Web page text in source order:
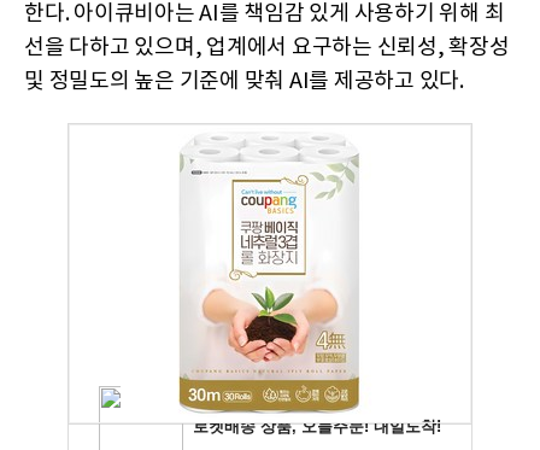
한다. 아이큐비아는 AI를 책임감 있게 사용하기 위해 최
선을 다하고 있으며, 업계에서 요구하는 신뢰성, 확장성
및 정밀도의 높은 기준에 맞춰 AI를 제공하고 있다.